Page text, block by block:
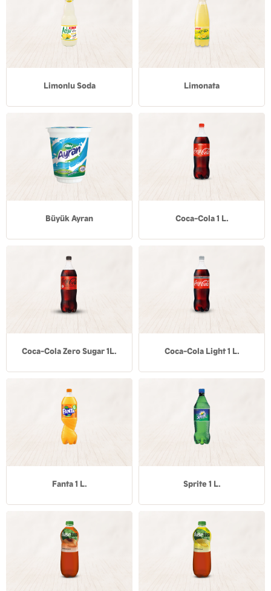
Limonlu Soda Limonata
Büyük Ayran Coca-Cola 1 L.
Coca-Cola Zero Sugar 1L. Coca-Cola Light 1 L.
Fanta 1 L. Sprite 1 L.